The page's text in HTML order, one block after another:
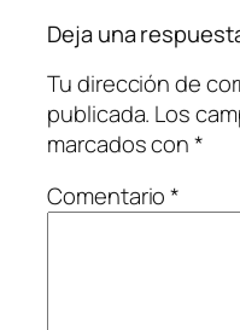
Deja una
Tu dirección de
publicada. Los
marcados con*
Comentario*